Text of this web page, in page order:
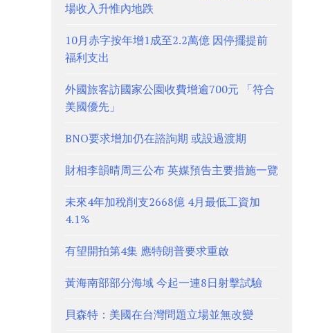
場收入升惟內地跌
10月赤字按年增1成至2.2萬億 因停擺提前
福利支出
外國旅客訪國家公園收費增逾700元 「符合
美國優先」
BNO要求增加仍在諮詢期 或設過渡期
財相李韻晴周三公布 英媒預告主要措施一覽
未來4年加稅削支2668億 4月最低工資加
4.1%
有望開拍第4集 應特朗普要求重啟
黃海南部部分海域 今起一連8日射擊試驗
貝森特：美國在台灣問題立場並無改變